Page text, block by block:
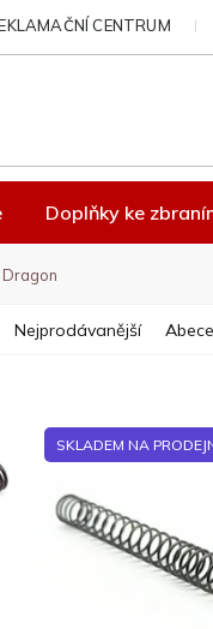
CENTRUM
Doplňky ke
Nejprodávanější
SKLADEM NA